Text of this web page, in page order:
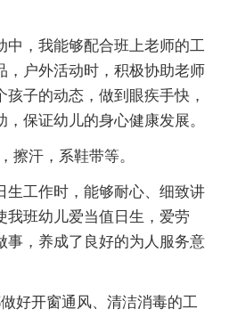
，我能够配合班上老师的工
，户外活动时，积极协助老师
子的动态，做到眼疾手快，
保证幼儿的身心健康发展。
汗，系鞋带等。
工作时，能够耐心、细致讲
我班幼儿爱当值日生，爱劳
事，养成了良好的为人服务意
开窗通风、清洁消毒的工